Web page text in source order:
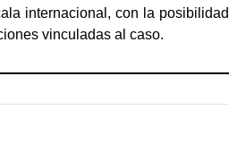
internacional, con la posibilidad
vinculadas al caso.